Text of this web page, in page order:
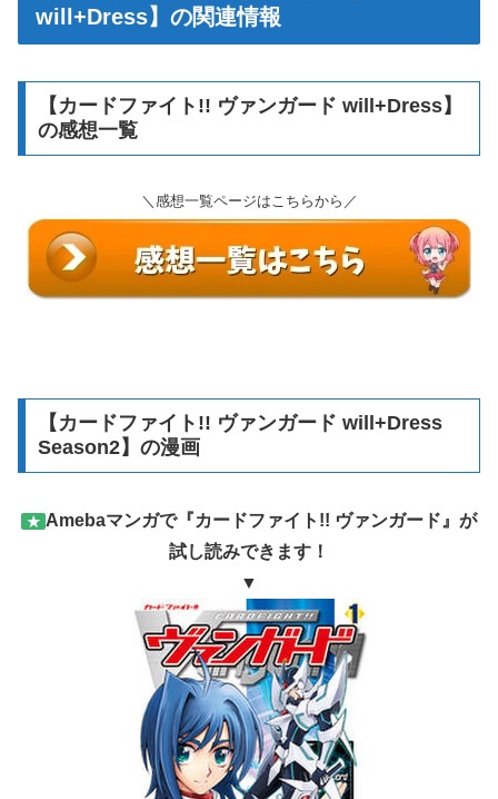
の感想一覧
Season2】の漫画
試し読みできます！
▼